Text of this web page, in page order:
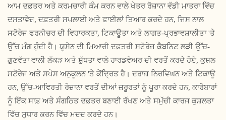
ਆਮ ਦਫ਼ਤਰ ਅਤੇ ਕਰਮਚਾਰੀ ਕੰਮ ਕਰਨ ਵਾਲੇ ਖੇਤਰ ਰੋਜ਼ਾਨਾ ਵੱਡੀ ਮਾਤਰਾ ਵਿੱਚ
ਦਸਤਾਵੇਜ਼, ਦਫ਼ਤਰੀ ਸਪਲਾਈ ਅਤੇ ਫਾਈਲਾਂ ਤਿਆਰ ਕਰਦੇ ਹਨ, ਜਿਸ ਨਾਲ
ਸਟੋਰੇਜ ਫਰਨੀਚਰ ਦੀ ਵਿਹਾਰਕਤਾ, ਟਿਕਾਊਤਾ ਅਤੇ ਲਾਗਤ-ਪ੍ਰਭਾਵਸ਼ਾਲੀਤਾ 'ਤੇ
ਉੱਚ ਮੰਗ ਹੁੰਦੀ ਹੈ। ਯੂਸੇਨ ਦੀ ਮਿਆਰੀ ਦਫ਼ਤਰੀ ਸਟੋਰੇਜ ਕੈਬਨਿਟ ਲੜੀ ਉੱਚ-
ਗੁਣਵੱਤਾ ਵਾਲੀ ਲੱਕੜ ਅਤੇ ਸ਼ੁੱਧਤਾ ਵਾਲੇ ਹਾਰਡਵੇਅਰ ਦੀ ਵਰਤੋਂ ਕਰਦੇ ਹੋਏ, ਕੁਸ਼ਲ
ਸਟੋਰੇਜ ਅਤੇ ਸਪੇਸ ਅਨੁਕੂਲਨ 'ਤੇ ਕੇਂਦ੍ਰਿਤ ਹੈ। ਦਰਾਜ਼ ਨਿਰਵਿਘਨ ਅਤੇ ਟਿਕਾਊ
ਹਨ, ਉੱਚ-ਆਵਿਰਤੀ ਰੋਜ਼ਾਨਾ ਵਰਤੋਂ ਦੀਆਂ ਜ਼ਰੂਰਤਾਂ ਨੂੰ ਪੂਰਾ ਕਰਦੇ ਹਨ, ਕਾਰੋਬਾਰਾਂ
ਨੂੰ ਇੱਕ ਸਾਫ਼ ਅਤੇ ਸੰਗਠਿਤ ਦਫ਼ਤਰ ਬਣਾਈ ਰੱਖਣ ਅਤੇ ਸਮੁੱਚੀ ਕਾਰਜ ਕੁਸ਼ਲਤਾ
ਵਿੱਚ ਸੁਧਾਰ ਕਰਨ ਵਿੱਚ ਮਦਦ ਕਰਦੇ ਹਨ।